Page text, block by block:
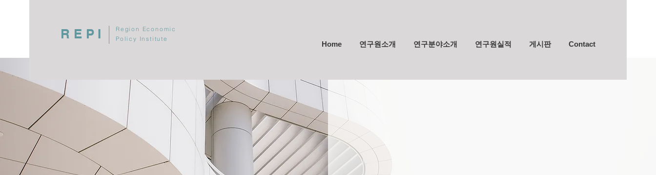
REPI
Region Economic
Policy Institute
Home 연구원소개 연구분야소개 연구원실적 게시판 Contact